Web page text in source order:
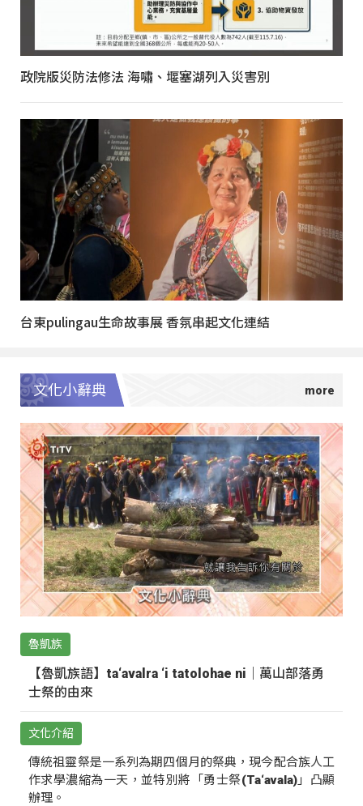
政院版災防法修法 海嘯、堰塞湖列入災害別
台東pulingau生命故事展 香氛串起文化連結
文化小辭典
魯凱族
【魯凱族語】ta‘avalra ‘i tatolohae ni｜萬山部落勇
士祭的由來
文化介紹
傳統祖靈祭是一系列為期四個月的祭典，現今配合族人工
作求學濃縮為一天，並特別將「勇士祭(Ta‘avala)」凸顯
辦理。